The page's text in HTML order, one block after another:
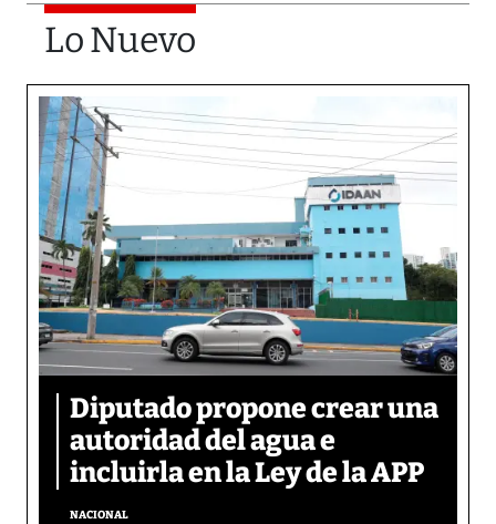
Lo Nuevo
Diputado propone crear una
autoridad del agua e
incluirla en la Ley de la APP
NACIONAL